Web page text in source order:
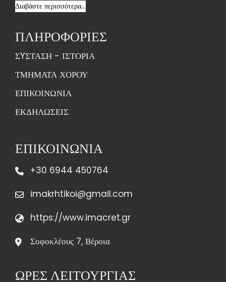
Διαβάστε περισσότερα...
ΠΛΗΡΟΦΟΡΙΕΣ
ΣYΣΤΑΣΗ - ΙΣΤΟΡΙΑ
ΤΜΗΜΑΤΑ ΧΟΡΟΥ
ΕΠΙΚΟΙΝΩΝΙΑ
ΕΚΔΗΛΩΣΕΙΣ
ΕΠΙΚΟΙΝΩΝΙΑ
+30 6944 450764
imakrhtikoi@gmail.com
https://www.imacret.gr
Σοφοκλέους 7, Βέροια
ΩΡΕΣ ΛΕΙΤΟΥΡΓΙΑΣ